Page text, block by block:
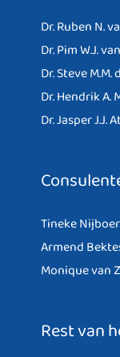
Dr. Ruben N.
Dr. Pim W.J.
Dr. Steve M.M.
Dr. Hendrik A.
Dr. Jasper J.J.
Tineke
Armend
Monique van
Rest van